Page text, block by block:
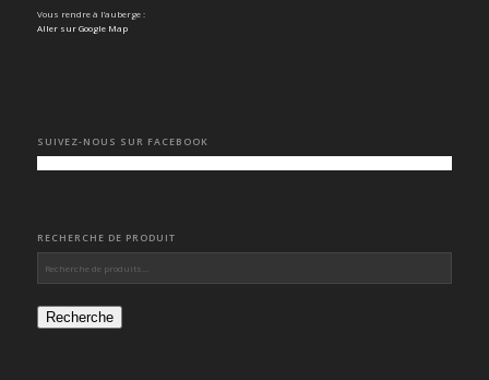
Vous rendre à l’auberge :
Aller sur Google Map
SUIVEZ-NOUS SUR FACEBOOK
RECHERCHE DE PRODUIT
Recherche